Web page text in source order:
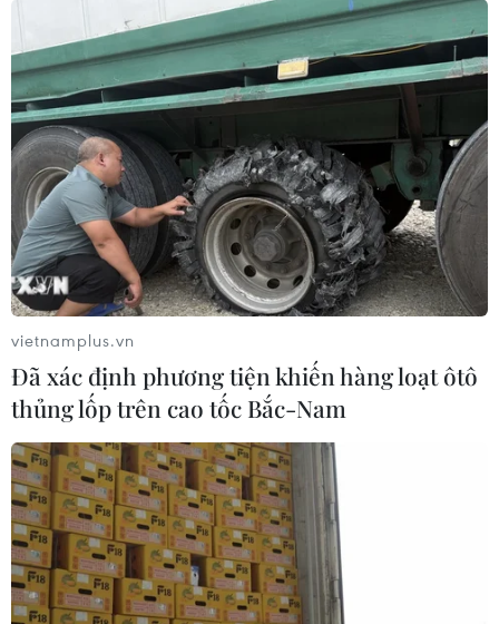
cha ông đi trước, những người con ưu tú của dân tộc.
vietnamplus.vn
Đã xác định phương tiện khiến hàng loạt ôtô
thủng lốp trên cao tốc Bắc-Nam